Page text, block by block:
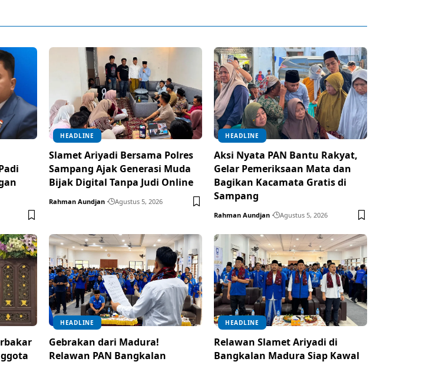
HEADLINE
Slamet Ariyadi Bersama Polres
Sampang Ajak Generasi Muda
Bijak Digital Tanpa Judi Online
Rahman Aundjan Agustus 5, 2026
HEADLINE
Aksi Nyata PAN Bantu Rakyat,
Gelar Pemeriksaan Mata dan
Bagikan Kacamata Gratis di
Sampang
Rahman Aundjan Agustus 5, 2026
HEADLINE
Gebrakan dari Madura!
Relawan PAN Bangkalan
HEADLINE
Relawan Slamet Ariyadi di
Bangkalan Madura Siap Kawal